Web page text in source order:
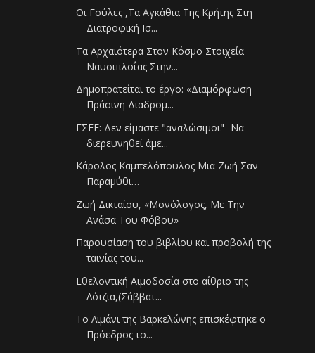
Οι Γούλες ,Τα Αγκάθια Της Κρήτης Στη
Διατροφική Ισ...
Τα Αρχαιότερα Στον Κόσμο Στοιχεία
Ναυσιπλοΐας Στην...
Δημοπρατείται το έργο: «Διαμόρφωση
Πράσινη Διαδρομ...
ΓΣΕΕ: Δεν είμαστε "αναλώσιμοι" -Να
διερευνηθεί άμε...
Κάρολος Καμπελόπουλος Μια Ζωή Σαν
Παραμύθι…
Ζωή Δικταίου, «Μονόλογος, Με Την
Ανάσα Του Φόβου»
Παρουσίαση του βιβλίου και προβολή της
ταινίας του...
Εθελοντική Αιμοδοσία στο αίθριο της
Λότζια,(Σάββατ...
To Λιμάνι της Βαρκελώνης επισκέφτηκε ο
Πρόεδρος το...